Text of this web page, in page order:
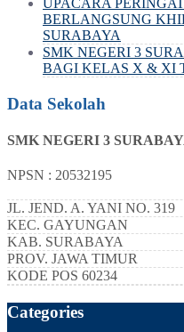
UPACARA
BERLANGSUNG
SURABAYA
SMK NEGERI 3
BAGI KELAS X & XI
Data Sekolah
SMK NEGERI 3
NPSN : 20532195
JL. JEND. A. YANI NO. 319
KEC. GAYUNGAN
KAB. SURABAYA
PROV. JAWA TIMUR
KODE POS 60234
Categories